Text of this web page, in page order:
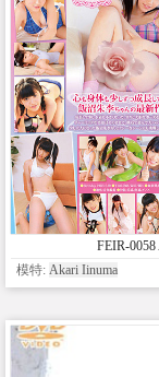
FEIR-0058
模特: Akari Iinuma